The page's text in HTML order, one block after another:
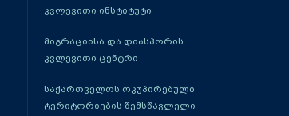
კვლევითი ინსტიტუტი
მიგრაციისა და დიასპორის
კვლევითი ცენტრი
საქართველოს ოკუპირებული
ტერიტორიების შემსწავლელი